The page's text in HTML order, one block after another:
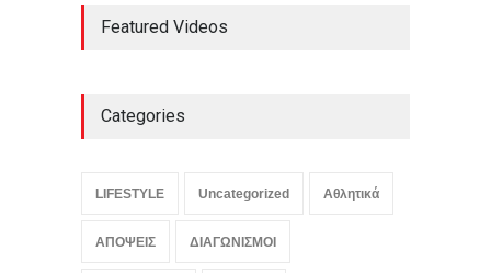
Featured Videos
Categories
LIFESTYLE Uncategorized Αθλητικά
ΑΠΟΨΕΙΣ ΔΙΑΓΩΝΙΣΜΟΙ